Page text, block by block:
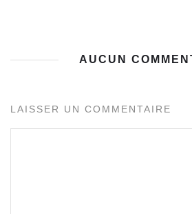
AUCUN
LAISSER UN COMMENTAIRE